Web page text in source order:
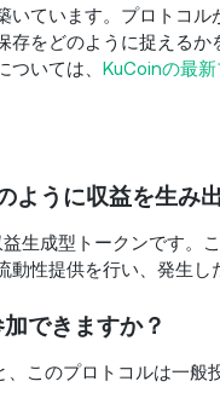
いています。プロトコ
をどのように捉える
いては、 KuCoinの最
ように収益を生み
生成型トークンです。
性提供を行い、発生し
できますか？
このプロトコルは一般